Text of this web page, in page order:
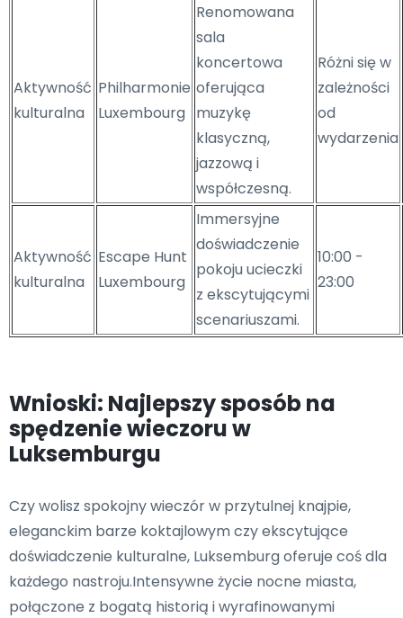
Aktywność
kulturalna
Philharmonie
Luxembourg
Renomowana
sala
koncertowa
oferująca
muzykę
klasyczną,
jazzową i
współczesną.
Różni się w
zależności
od
wydarzenia
Aktywność
kulturalna
Escape Hunt
Luxembourg
Immersyjne
doświadczenie
pokoju ucieczki
z ekscytującymi
scenariuszami.
10:00 -
23:00
Wnioski: Najlepszy sposób na
spędzenie wieczoru w
Luksemburgu
Czy wolisz spokojny wieczór w przytulnej knajpie,
eleganckim barze koktajlowym czy ekscytujące
doświadczenie kulturalne, Luksemburg oferuje coś dla
każdego nastroju.Intensywne życie nocne miasta,
połączone z bogatą historią i wyrafinowanymi